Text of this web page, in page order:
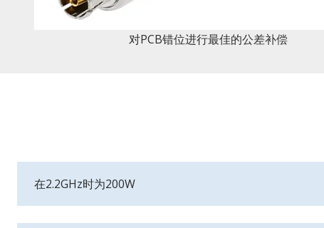
对PCB错位进行最佳的公差补偿
在2.2GHz时为200W